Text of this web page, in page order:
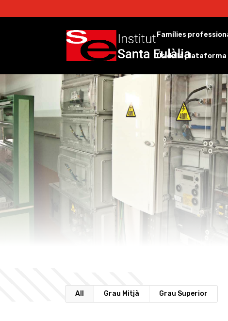
Famílies
Ús de la plataforma
All Grau Mitjà Grau Superior